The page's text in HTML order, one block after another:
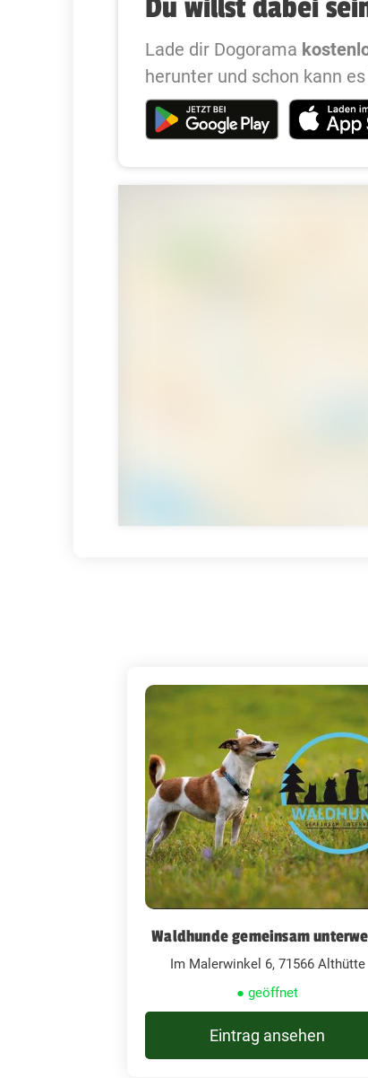
Du willst dabei
Lade dir Dogorama
herunter und schon kann
Waldhunde gemeinsam
Im Malerwinkel 6, 71566 Althütte
● geöffnet
Eintrag ansehen